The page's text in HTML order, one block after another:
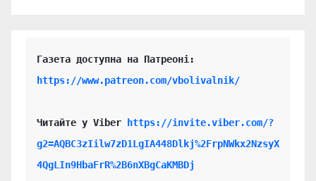
https://www.patreon.com/vbolivalnik/
Читайте у Viber
https://invite.viber.com/?
g2=AQBC3zIilw7zD1LgIA448Dlkj%2FrpNWkx2NzsyX
4QgLIn9HbaFrR%2B6nXBgCaKMBDj